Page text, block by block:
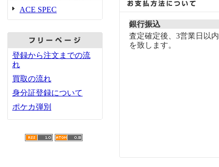
ACE SPEC
登録から注文までの流
れ
買取の流れ
身分証登録について
ポケカ弾別
銀行振込
査定確定後、3営業日以
を致します。